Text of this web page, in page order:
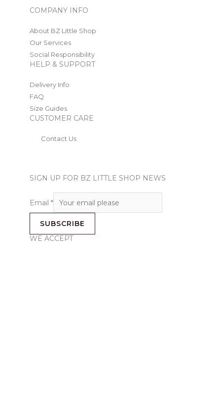
COMPANY INFO
About BZ Little Shop
Our Services
Social Responsibility
HELP & SUPPORT
Delivery Info
FAQ
Size Guides
CUSTOMER CARE
Contact Us
SIGN UP FOR BZ LITTLE SHOP NEWS
Email *
SUBSCRIBE
WE ACCEPT